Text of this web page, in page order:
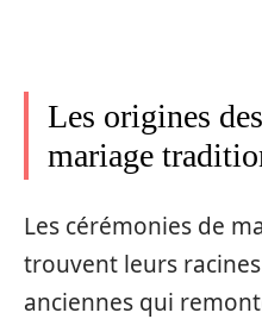
Les origines
mariage
Les cérémonies de
trouvent leurs
anciennes qui